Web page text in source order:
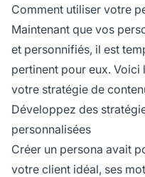
Comment utiliser votre
Maintenant que vos
et personnifiés, il est
pertinent pour eux.
votre stratégie de
Développez des
personnalisées
Créer un persona avait
votre client idéal, ses